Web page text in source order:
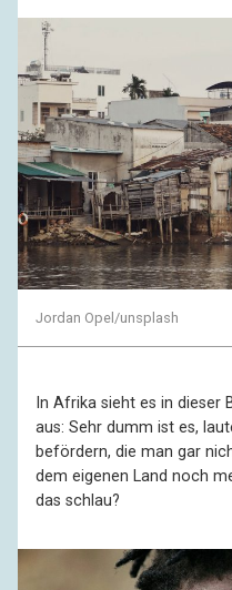
Jordan Opel/unsplash
In Afrika sieht es in dieser
aus: Sehr dumm ist es,
befördern, die man gar
dem eigenen Land noch
das schlau?